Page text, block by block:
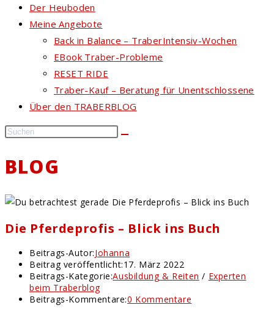
Der Heuboden
Meine Angebote
Back in Balance – TraberIntensiv-Wochen
EBook Traber-Probleme
RESET RIDE
Traber-Kauf – Beratung für Unentschlossene
Über den TRABERBLOG
BLOG
Die Pferdeprofis – Blick ins Buch
Beitrags-Autor:Johanna
Beitrag veröffentlicht:17. März 2022
Beitrags-Kategorie:Ausbildung & Reiten / Experten
beim Traberblog
Beitrags-Kommentare:0 Kommentare